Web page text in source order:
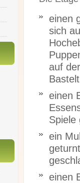
einen
sich
auf
einen
Spiele
ein
einen